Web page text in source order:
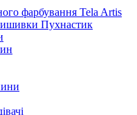
фарбування Tela Artis
Пухнастик